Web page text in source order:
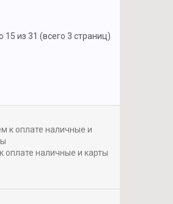
15 из 31 (всего 3 страниц)
оплате наличные и карты